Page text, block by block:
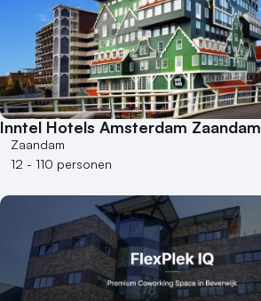
Inntel Hotels Amsterdam Zaandam
Zaandam
12 - 110 personen